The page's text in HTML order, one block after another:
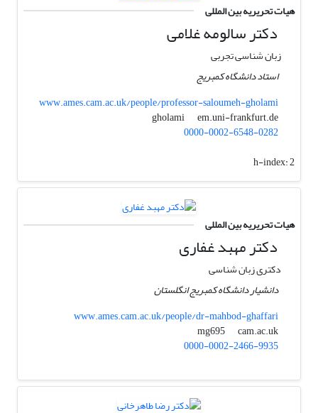
هیات تحریریه بین المللی
دکتر سالومه غلامی
زبان شناسی تجربی
استاد دانشگاه کمبریج
www.ames.cam.ac.uk/people/professor-saloumeh-gholami
gholami
em.uni-frankfurt.de
0000-0002-6548-0282
h-index:2
هیات تحریریه بین المللی
دکتر مهبد غفاری
دکتری زبان شناسی
دانشیار دانشگاه کمبریج انگلستان
www.ames.cam.ac.uk/people/dr-mahbod-ghaffari
mg695
cam.ac.uk
0000-0002-2466-9935